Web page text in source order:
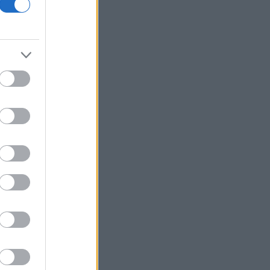
ΟΣΔΕ: Ευρωπαϊκή έγκριση, εγχώριο
Τα ανοιχτά μέτωπα για την ενίσχυση
Νέο Χωροταξικό Τουρισμού: Οι νέες
«κόκκινες γραμμές» για το περιβάλλον
επενδύσεις
λογαριασμός από τα δάνεια του ν.
Κατσέλη
Το Περού και το Μεξικό
αποκατέστησαν τις διπλωματικές
Ιράν: Ο Αραγτσί επαινεί τον στρατό,
προτρέπει σε ενότητα των